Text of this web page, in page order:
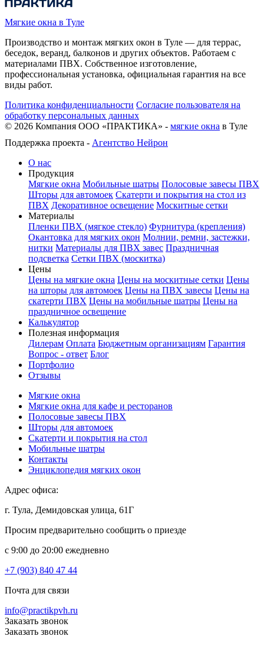
Мягкие окна в Туле
Производство и монтаж мягких окон в Туле — для террас,
беседок, веранд, балконов и других объектов. Работаем с
материалами ПВХ. Собственное изготовление,
профессиональная установка, официальная гарантия на все
виды работ.
Политика конфиденциальности Согласие пользователя на
обработку персональных данных
© 2026 Компания ООО «ПРАКТИКА» - мягкие окна в Туле
Поддержка проекта - Агентство Нейрон
О нас
Продукция
Мягкие окна Мобильные шатры Полосовые завесы ПВХ
Шторы для автомоек Скатерти и покрытия на стол из
ПВХ Декоративное освещение Москитные сетки
Материалы
Пленки ПВХ (мягкое стекло) Фурнитура (крепления)
Окантовка для мягких окон Молнии, ремни, застежки,
нитки Материалы для ПВХ завес Праздничная
подсветка Сетки ПВХ (москитка)
Цены
Цены на мягкие окна Цены на москитные сетки Цены
на шторы для автомоек Цены на ПВХ завесы Цены на
скатерти ПВХ Цены на мобильные шатры Цены на
праздничное освещение
Калькулятор
Полезная информация
Дилерам Оплата Бюджетным организациям Гарантия
Вопрос - ответ Блог
Портфолио
Отзывы
Мягкие окна
Мягкие окна для кафе и ресторанов
Полосовые завесы ПВХ
Шторы для автомоек
Скатерти и покрытия на стол
Мобильные шатры
Контакты
Энциклопедия мягких окон
Адрес офиса:
г. Тула, Демидовская улица, 61Г
Просим предварительно сообщить о приезде
c 9:00 до 20:00 ежедневно
+7 (903) 840 47 44
Почта для связи
info@practikpvh.ru
Заказать звонок
Заказать звонок